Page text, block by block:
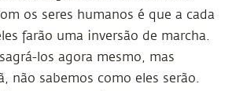
os seres humanos é que a cada
farão uma inversão de marcha.
los agora mesmo, mas
não sabemos como eles serão.